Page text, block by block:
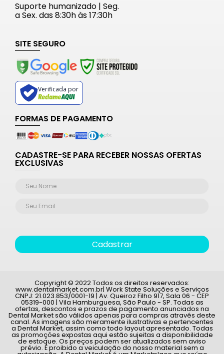
Suporte humanizado | Seg.
a Sex. das 8:30h às 17:30h
SITE SEGURO
Verificada por
FORMAS DE PAGAMENTO
CADASTRE-SE PARA RECEBER NOSSAS OFERTAS
EXCLUSIVAS
Cadastrar
Copyright © 2022 Todos os direitos reservados:
www.dentalmarket.com.br| Work State Soluções e Serviços
CNPJ: 21.023.853/0001-19 | Av. Queiroz Filho 917, Sala 06 - CEP
05319-000 | Vila Hamburguesa, São Paulo - SP. Todas as
ofertas, descontos e prazos de pagamento anunciados na
Dental Market são válidos apenas para compras através deste
canal. As imagens são meramente ilustrativas e pertencentes
a Dental Market, assim como todo layout apresentado. Todas
as promoções expostas aqui estão sujeitas a disponibilidade
de estoque. Os preços podem ser atualizados sem aviso
prévio. É proibido a veiculação do nosso material sem a